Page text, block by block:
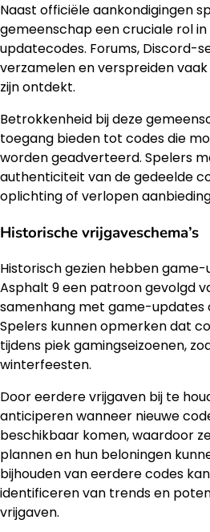
Naast officiële aankondigingen
gemeenschap een cruciale rol
updatecodes. Forums, Discord-
verzamelen en verspreiden
zijn ontdekt.
Betrokkenheid bij deze
toegang bieden tot codes die
worden geadverteerd. Spelers
authenticiteit van de gedeelde
oplichting of verlopen
Historische vrijgaveschema’s
Historisch gezien hebben
Asphalt 9 een patroon gevolgd
samenhang met game-updates
Spelers kunnen opmerken dat
tijdens piek gamingseizoenen,
winterfeesten.
Door eerdere vrijgaven bij te
anticiperen wanneer nieuwe
beschikbaar komen, waardoor
plannen en hun beloningen
bijhouden van eerdere codes
identificeren van trends en
vrijgaven.